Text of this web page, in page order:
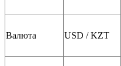
Валюта USD / KZT